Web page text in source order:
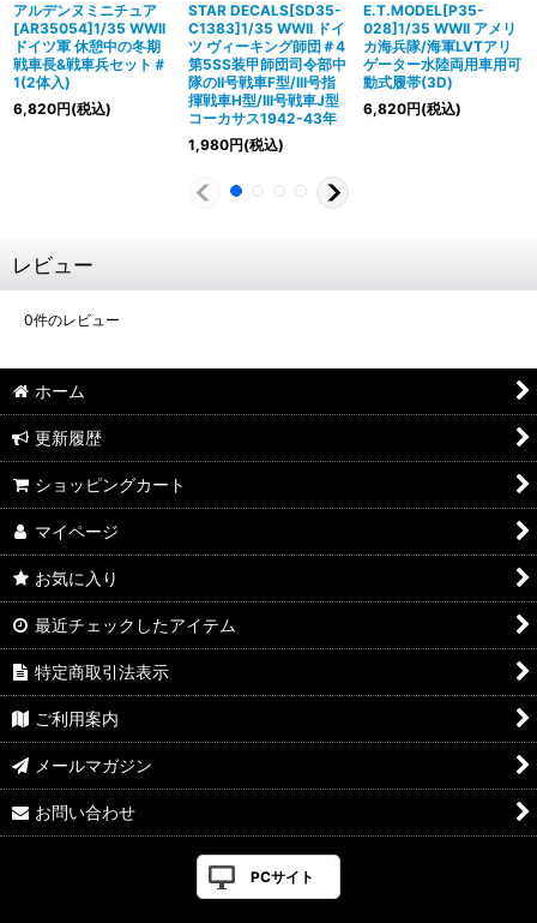
アルデンヌミニチュア
[AR35054]1/35 WWII
ドイツ軍 休憩中の冬期
戦車長&戦車兵セット＃
1(2体入)
6,820円(税込)
STAR DECALS[SD35-
C1383]1/35 WWII ドイ
ツ ヴィーキング師団＃4
第5SS装甲師団司令部中
隊のII号戦車F型/III号指
揮戦車H型/III号戦車J型
コーカサス1942-43年
1,980円(税込)
E.T.MODEL[P35-
028]1/35 WWII アメリ
カ海兵隊/海軍LVTアリ
ゲーター水陸両用車用可
動式履帯(3D)
6,820円(税込)
レビュー
0件のレビュー
ホーム
更新履歴
ショッピングカート
マイページ
お気に入り
最近チェックしたアイテム
特定商取引法表示
ご利用案内
メールマガジン
お問い合わせ
PCサイト